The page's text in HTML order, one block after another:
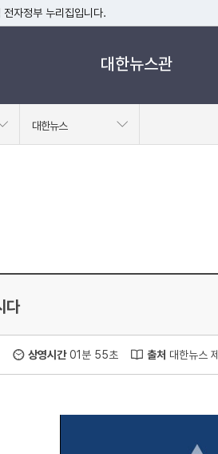
자정부 누리집입니다.
집은 대한민국 정부기관이 관리하는 누리집입니
대한뉴스관
대한뉴스
다
상영시간01분 55초 출처 대한뉴스